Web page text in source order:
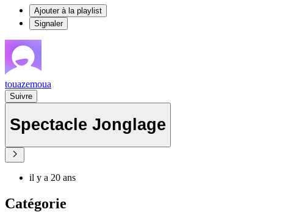
Ajouter à la playlist
Signaler
touazemoua
Suivre
Spectacle Jonglage
il y a 20 ans
Catégorie